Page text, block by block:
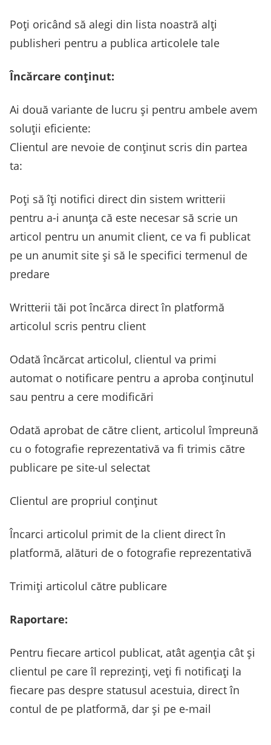
Poți oricând să alegi din lista noastră alți
publisheri pentru a publica articolele tale
Încărcare conținut:
Ai două variante de lucru și pentru ambele avem
soluții eficiente:
Clientul are nevoie de conținut scris din partea
ta:
Poți să îți notifici direct din sistem writterii
pentru a-i anunța că este necesar să scrie un
articol pentru un anumit client, ce va fi publicat
pe un anumit site și să le specifici termenul de
predare
Writterii tăi pot încărca direct în platformă
articolul scris pentru client
Odată încărcat articolul, clientul va primi
automat o notificare pentru a aproba conținutul
sau pentru a cere modificări
Odată aprobat de către client, articolul împreună
cu o fotografie reprezentativă va fi trimis către
publicare pe site-ul selectat
Clientul are propriul conținut
Încarci articolul primit de la client direct în
platformă, alături de o fotografie reprezentativă
Trimiți articolul către publicare
Raportare:
Pentru fiecare articol publicat, atât agenția cât și
clientul pe care îl reprezinți, veți fi notificați la
fiecare pas despre statusul acestuia, direct în
contul de pe platformă, dar și pe e-mail